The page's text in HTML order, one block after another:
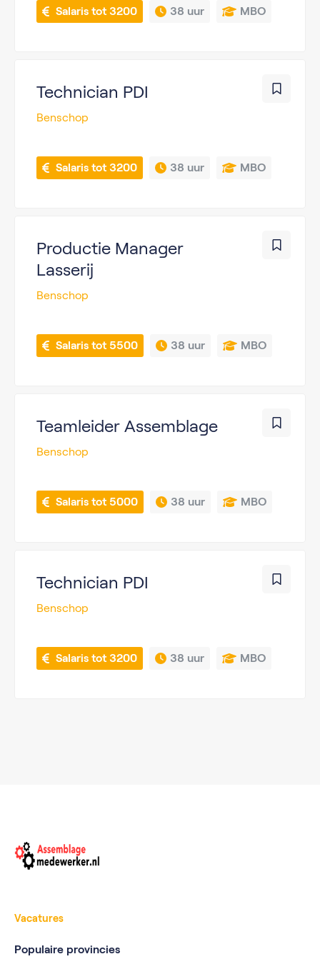
Salaris tot 3200 38 uur MBO
Technician PDI
Benschop
Salaris tot 3200 38 uur MBO
Productie Manager
Lasserij
Benschop
Salaris tot 5500 38 uur MBO
Teamleider Assemblage
Benschop
Salaris tot 5000 38 uur MBO
Technician PDI
Benschop
Salaris tot 3200 38 uur MBO
Vacatures
Populaire provincies